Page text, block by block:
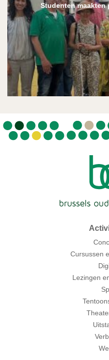
Studenten maakten
Cursussen
Lezingen